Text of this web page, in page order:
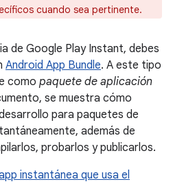
cuando sea pertinente.
de Google Play Instant, debes
Android App Bundle. A este tipo
como paquete de aplicación
se muestra cómo
para paquetes de
además de
probarlos y publicarlos.
instantánea que usa el